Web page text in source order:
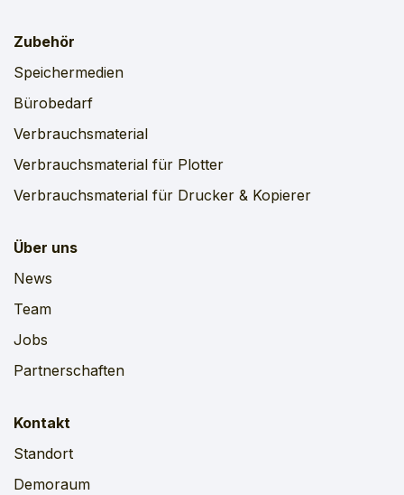
Zubehör
Speichermedien
Bürobedarf
Verbrauchsmaterial
Verbrauchsmaterial für Plotter
Verbrauchsmaterial für Drucker & Kopierer
Über uns
News
Team
Jobs
Partnerschaften
Kontakt
Standort
Demoraum